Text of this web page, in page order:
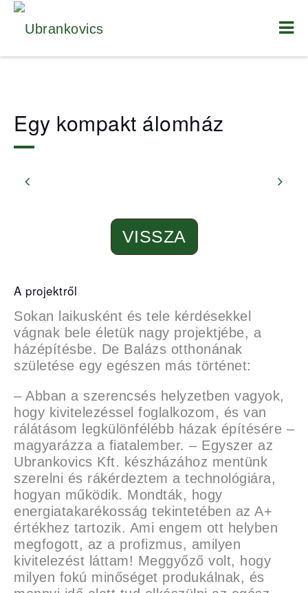
Egy kompakt álomház
VISSZA
A projektről
Sokan laikusként és tele kérdésekkel
vágnak bele életük nagy projektjébe, a
házépítésbe. De Balázs otthonának
születése egy egészen más történet:
– Abban a szerencsés helyzetben vagyok,
hogy kivitelezéssel foglalkozom, és van
rálátásom legkülönfélébb házak építésére –
magyarázza a fiatalember. – Egyszer az
Ubrankovics Kft. készházához mentünk
szerelni és rákérdeztem a technológiára,
hogyan működik. Mondták, hogy
energiatakarékosság tekintetében az A+
értékhez tartozik. Ami engem ott helyben
megfogott, az a profizmus, amilyen
kivitelezést láttam! Meggyőző volt, hogy
milyen fokú minőséget produkálnak, és